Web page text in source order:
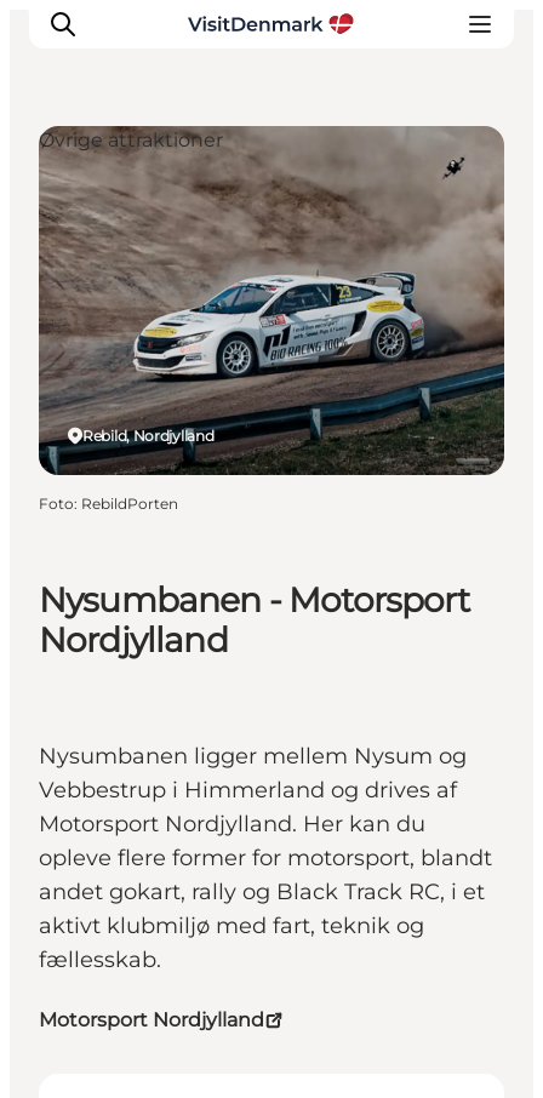
Inspiration
Destinationer
Oplevelser
Overnatning
Planlæg ferien
Nysumbanen - Motorsport
Nordjylland
Nysumbanen ligger mellem Nysum og
Vebbestrup i Himmerland og drives af
Motorsport Nordjylland. Her kan du
opleve flere former for motorsport, blandt
andet gokart, rally og Black Track RC, i et
aktivt klubmiljø med fart, teknik og
fællesskab.
Motorsport Nordjylland
Rebild, Nordjylland
Øvrige attraktioner
Foto: RebildPorten